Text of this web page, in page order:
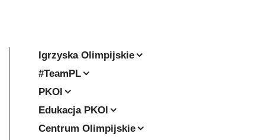
Igrzyska Olimpijskie
#TeamPL
PKOl
Edukacja PKOl
Centrum Olimpijskie